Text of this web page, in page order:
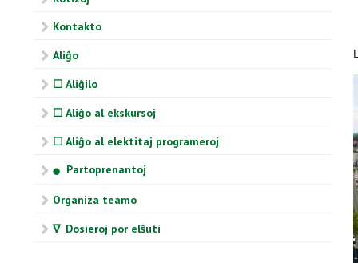
Kontakto
Aliĝo
☐ Aliĝilo
☐ Aliĝo al ekskursoj
☐ Aliĝo al elektitaj programeroj
⬤ Partoprenantoj
Organiza teamo
∇ Dosieroj por elŝuti